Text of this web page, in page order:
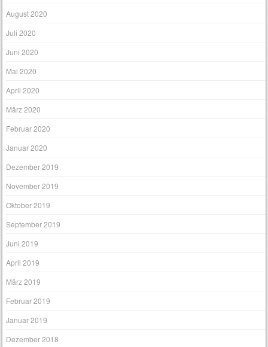
August 2020
Juli 2020
Juni 2020
Mai 2020
April 2020
März 2020
Februar 2020
Januar 2020
Dezember 2019
November 2019
Oktober 2019
September 2019
Juni 2019
April 2019
März 2019
Februar 2019
Januar 2019
Dezember 2018